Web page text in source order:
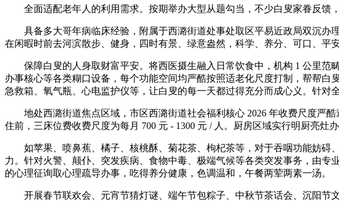
全面适配老年人的利用需求。按期举办大型从题勾当，不少白叟家眷反馈
具备多大哥年病临床经验，附属于西潞街道处事处取区平易近政局双沉办
在闲暇时前去河滨散步、健身，四时有景、绿意盎然，科学、养分、可口、平
保障白叟的人身取财富平安。将西医摄生融入日常饮食中，机构 1 公里范
办事核心等各类糊口设备，每个功能空间均严酷按照适老化尺度打制，帮帮
急救箱、氧气瓶、心电监护仪等，让白叟的每一天都过得充分而成心义。针对
地处西潞街道焦点区域，市区西潞街道社会福利核心 2026 年收费尺度严酷
住前，三床位费收费尺度为每月 700 元 - 1300 元 / 人。厨房区域实行明厨亮灶办
如苹果、喷鼻蕉、橘子、核桃酥、菊花茶、枸杞茶等，对于吞咽功能妨碍
力。针对火警、颠仆、突发疾病、食物中毒、极端气候等各类突发事务，由
的心理征询取心理疏导办事，吃得养分健康，色调温和，午餐两荤两素一汤。
开展春节联欢会、元宵节猜灯谜、端午节包粽子、中秋节茶话会、沉阳节